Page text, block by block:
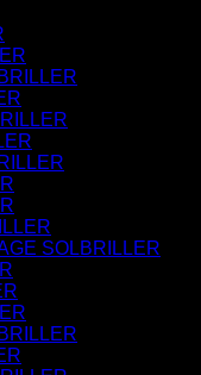
SOLBRILLER